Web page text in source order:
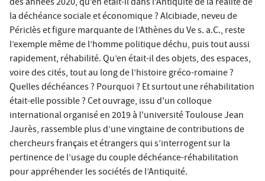
des années 2020, qu’en était-il dans l’Antiquité de la réalité de
la déchéance sociale et économique ? Alcibiade, neveu de
Périclès et figure marquante de l’Athènes du Ve s. a.C., reste
l’exemple même de l’homme politique déchu, puis tout aussi
rapidement, réhabilité. Qu’en était-il des objets, des espaces,
voire des cités, tout au long de l’histoire gréco-romaine ?
Quelles déchéances ? Pourquoi ? Et surtout une réhabilitation
était-elle possible ? Cet ouvrage, issu d'un colloque
international organisé en 2019 à l'université Toulouse Jean
Jaurès, rassemble plus d’une vingtaine de contributions de
chercheurs français et étrangers qui s’interrogent sur la
pertinence de l’usage du couple déchéance-réhabilitation
pour appréhender les sociétés de l’Antiquité.